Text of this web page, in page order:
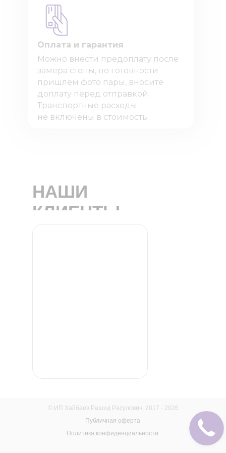
Оплата и гарантия
Можно внести предоплату после
замера стопы, по готовности
пришлем фото пары, вносите
доплату перед отправкой.
Транспортные расходы
не включены в стоимость.
НАШИ
КЛИЕНТЫ
Публичная оферта
© ИП Хайбаев Рашид Расулович, 2017 - 2026
Политика конфиденциальности